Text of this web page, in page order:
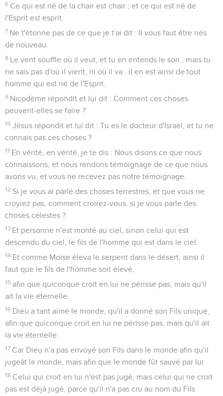
6 Ce qui est né de la chair est chair ; et ce qui est né de
l'Esprit est esprit.
7 Ne t'étonne pas de ce que je t'ai dit : Il vous faut être nés
de nouveau.
8 Le vent souffle où il veut, et tu en entends le son ; mais tu
ne sais pas d'où il vient, ni où il va : il en est ainsi de tout
homme qui est né de l'Esprit.
9 Nicodème répondit et lui dit : Comment ces choses
peuvent-elles se faire ?
10 Jésus répondit et lui dit : Tu es le docteur d'Israël, et tu ne
connais pas ces choses ?
11 En vérité, en vérité, je te dis : Nous disons ce que nous
connaissons, et nous rendons témoignage de ce que nous
avons vu, et vous ne recevez pas notre témoignage.
12 Si je vous ai parlé des choses terrestres, et que vous ne
croyiez pas, comment croirez-vous, si je vous parle des
choses célestes ?
13 Et personne n'est monté au ciel, sinon celui qui est
descendu du ciel, le fils de l'homme qui est dans le ciel.
14 Et comme Moïse éleva le serpent dans le désert, ainsi il
faut que le fils de l'homme soit élevé,
15 afin que quiconque croit en lui ne périsse pas, mais qu'il
ait la vie éternelle.
16 Dieu a tant aimé le monde, qu'il a donné son Fils unique,
afin que quiconque croit en lui ne périsse pas, mais qu'il ait
la vie éternelle.
17 Car Dieu n'a pas envoyé son Fils dans le monde afin qu'il
jugeât le monde, mais afin que le monde fût sauvé par lui.
18 Celui qui croit en lui n'est pas jugé, mais celui qui ne croit
pas est déjà jugé, parce qu'il n'a pas cru au nom du Fils